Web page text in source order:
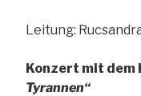
Leitung:
Konzert mit dem
Tyrannen“